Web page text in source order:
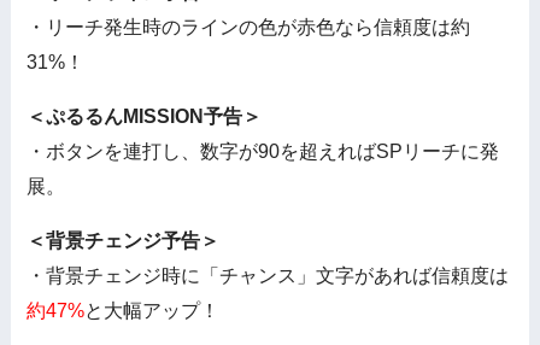
・リーチ発生時のラインの色が赤色なら信頼度は約
31%！
＜ぷるるんMISSION予告＞
・ボタンを連打し、数字が90を超えればSPリーチに発
展。
＜背景チェンジ予告＞
・背景チェンジ時に「チャンス」文字があれば信頼度は
約47%と大幅アップ！